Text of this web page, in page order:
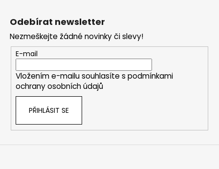
Odebírat newsletter
Nezmeškejte žádné novinky či slevy!
E-mail
Vložením e-mailu souhlasíte s podmínkami
ochrany osobních údajů
PŘIHLÁSIT SE